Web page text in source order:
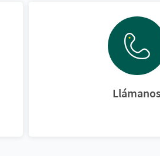
Llámanos